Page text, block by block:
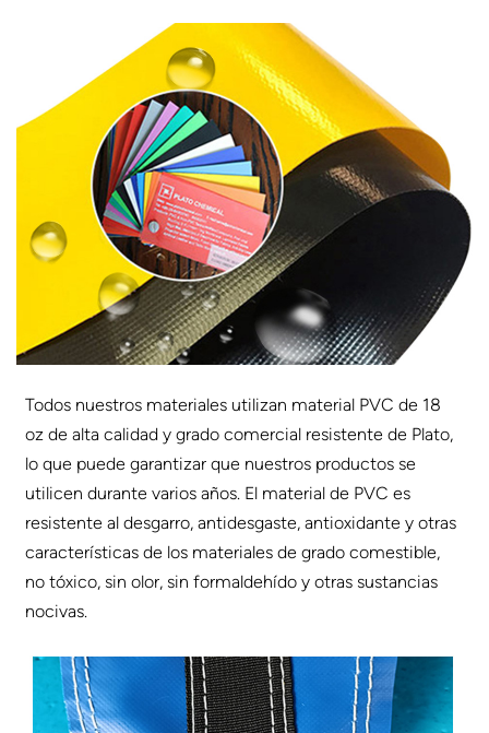
Todos nuestros materiales utilizan material PVC de 18
oz de alta calidad y grado comercial resistente de Plato,
lo que puede garantizar que nuestros productos se
utilicen durante varios años. El material de PVC es
resistente al desgarro, antidesgaste, antioxidante y otras
características de los materiales de grado comestible,
no tóxico, sin olor, sin formaldehído y otras sustancias
nocivas.